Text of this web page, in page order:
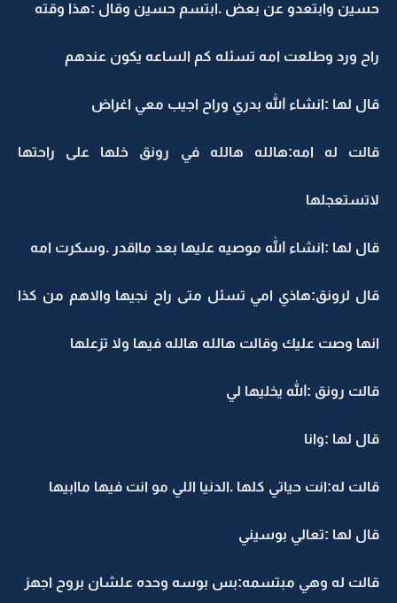
حسين وابتعدو عن بعض .ابتسم حسين وقال :هذا وقته
راح ورد وطلعت امه تسئله كم الساعه يكون عندهم
قال لها :انشاء الله بدري وراح اجيب معي اغراض
قالت له امه:هالله هالله في رونق خلها على راحتها
لاتستعجلها
قال لها :انشاء الله موصيه عليها بعد مااقدر .وسكرت امه
قال لرونق:هاذي امي تسئل متى راح نجيها والاهم من كذا
انها وصت عليك وقالت هالله هالله فيها ولا تزعلها
قالت رونق :الله يخليها لي
قال لها :وانا
قالت له:انت حياتي كلها .الدنيا اللي مو انت فيها ماابيها
قال لها :تعالي بوسيني
قالت له وهي مبتسمه:بس بوسه وحده علشان بروح اجهز